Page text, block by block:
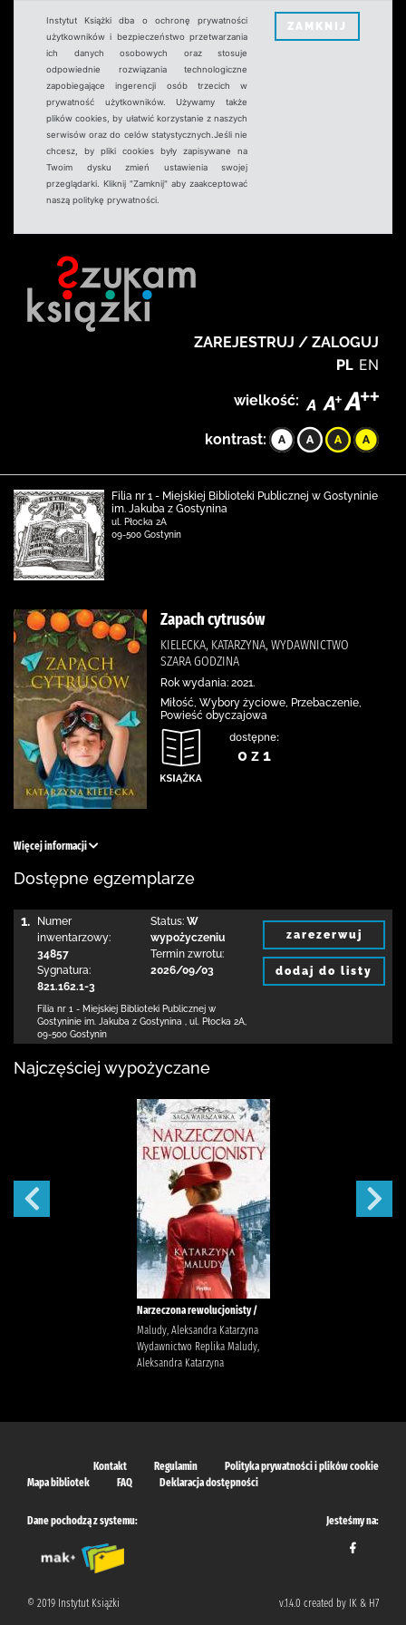
Instytut Książki dba o ochronę prywatności
użytkowników i bezpieczeństwo przetwarzania
ich danych osobowych oraz stosuje
odpowiednie rozwiązania technologiczne
zapobiegające ingerencji osób trzecich w
prywatność użytkowników. Używamy także
plików cookies, by ułatwić korzystanie z naszych
serwisów oraz do celów statystycznych.Jeśli nie
chcesz, by pliki cookies były zapisywane na
Twoim dysku zmień ustawienia swojej
przeglądarki. Kliknij "Zamknij" aby zaakceptować
naszą politykę prywatności.
ZAMKNIJ
ZAREJESTRUJ / ZALOGUJ
PL EN
wielkość:
kontrast:
Filia nr 1 - Miejskiej Biblioteki Publicznej w Gostyninie
im. Jakuba z Gostynina
ul. Płocka 2A
09-500 Gostynin
Zapach cytrusów
KIELECKA, KATARZYNA, WYDAWNICTWO
SZARA GODZINA
Rok wydania: 2021.
Miłość, Wybory życiowe, Przebaczenie,
Powieść obyczajowa
dostępne:
0 z 1
Więcej informacji
Dostępne egzemplarze
1.
Numer
inwentarzowy:
34857
Sygnatura:
821.162.1-3
Status: W
wypożyczeniu
Termin zwrotu:
2026/09/03
Filia nr 1 - Miejskiej Biblioteki Publicznej w
Gostyninie im. Jakuba z Gostynina
ul. Płocka 2A
09-500 Gostynin
zarezerwuj
dodaj do listy
Najczęściej wypożyczane
Narzeczona rewolucjonisty /
Maludy, Aleksandra Katarzyna
Wydawnictwo Replika Maludy,
Aleksandra Katarzyna
Kontakt Regulamin
Polityka prywatności i plików cookie
Mapa bibliotek
FAQ Deklaracja dostępności
Dane pochodzą z systemu: Jesteśmy na:
© 2019 Instytut Książki v.1.4.0 created by IK & H7